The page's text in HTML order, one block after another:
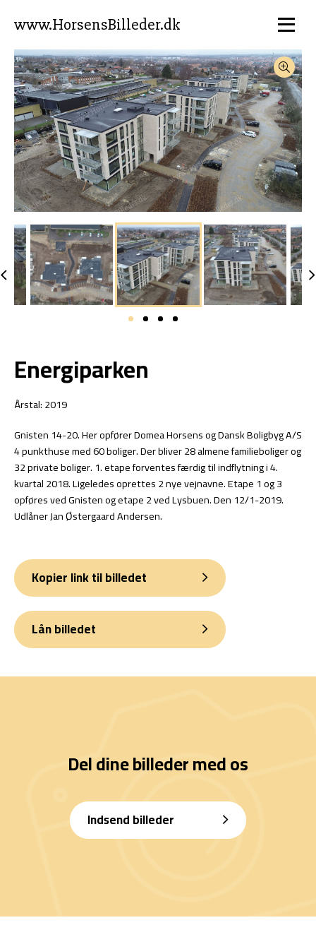
www.HorsensBilleder.dk
Energiparken
Årstal: 2019
Gnisten 14-20. Her opfører Domea Horsens og Dansk Boligbyg A/S
4 punkthuse med 60 boliger. Der bliver 28 almene familieboliger og
32 private boliger. 1. etape forventes færdig til indflytning i 4.
kvartal 2018. Ligeledes oprettes 2 nye vejnavne. Etape 1 og 3
opføres ved Gnisten og etape 2 ved Lysbuen. Den 12/1-2019.
Udlåner Jan Østergaard Andersen.
Kopier link til billedet
Lån billedet
Del dine billeder med os
Indsend billeder